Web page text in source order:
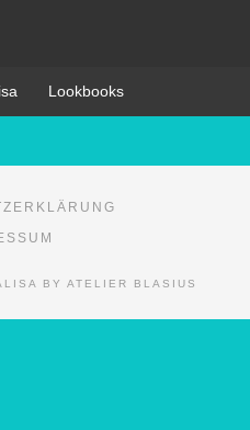
Lookbooks
BY ATELIER BLASIUS